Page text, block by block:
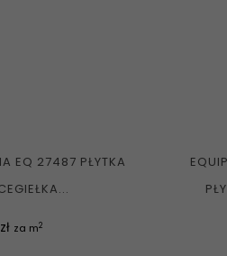
EQ 27487 PŁYTKA
za m2